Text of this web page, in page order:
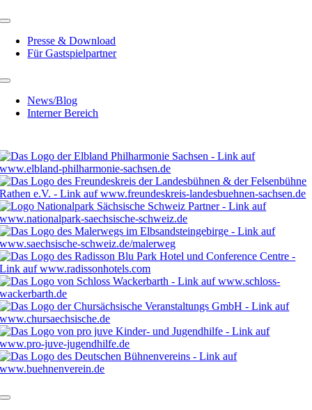
Presse & Download
Für Gastspielpartner
News/Blog
Interner Bereich